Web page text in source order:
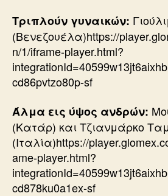
Τριπλούν γυναικών:
(Βενεζουέλα)https://
n/1/iframe-player.html?
cd86pvtzo80p-sf
Άλμα εις ύψος ανδρών:
(Κατάρ) και Τζιανμάρκο
(Ιταλία)https://
ame-player.html?
cd878ku0a1ex-sf